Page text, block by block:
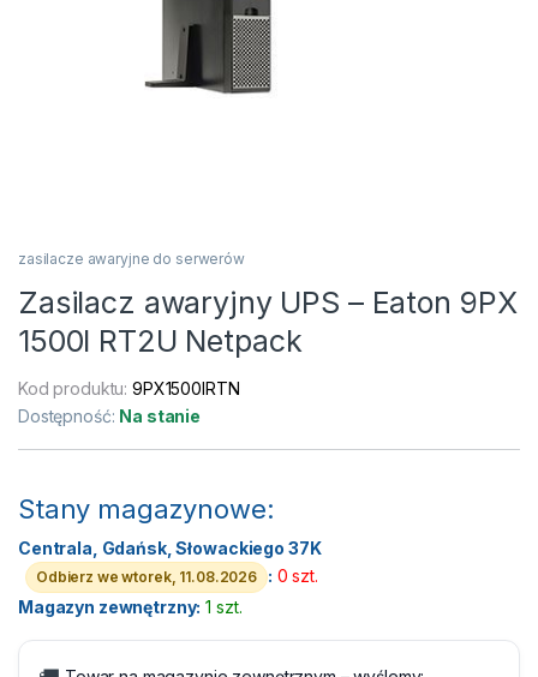
zasilacze awaryjne do serwerów
Zasilacz awaryjny UPS – Eaton 9PX
1500I RT2U Netpack
Kod produktu:9PX1500IRTN
Dostępność: Na stanie
Stany magazynowe:
Centrala, Gdańsk, Słowackiego 37K
Odbierz we wtorek, 11.08.2026 : 0 szt.
Magazyn zewnętrzny: 1 szt.